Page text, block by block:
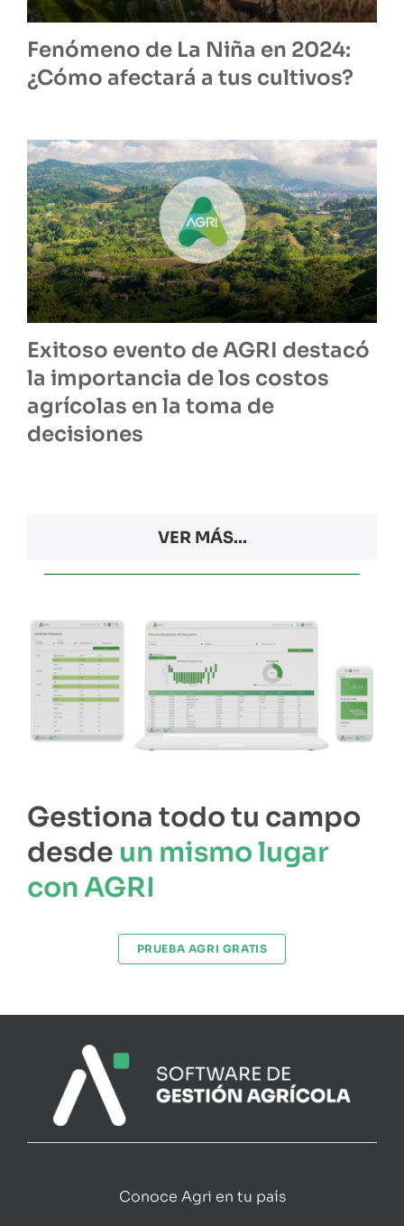
Fenómeno de La Niña en 2024:
¿Cómo afectará a tus cultivos?
Exitoso evento de AGRI destacó
la importancia de los costos
agrícolas en la toma de
decisiones
VER MÁS...
Gestiona todo tu campo
desde un mismo lugar
con AGRI
PRUEBA AGRI GRATIS
Conoce Agri en tu país